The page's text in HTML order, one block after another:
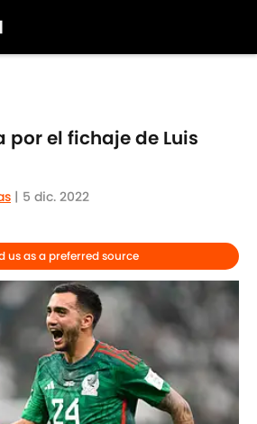
por el fichaje de Luis
| 5 dic. 2022
us as a preferred source